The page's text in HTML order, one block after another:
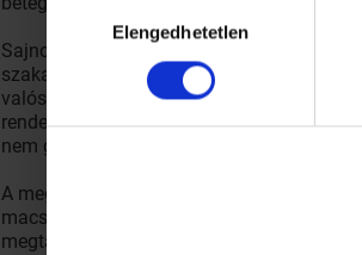
Hozzájárulás
kiválasztásaElengedhetetlen
Sajnos a magzat számára is végzetes
szakaszában történik az anya elsődleges
valószínűséggel nem okozza a magzat
rendellenességeket okozhatnak (szem
nem gyakoriak, a veleszületett
A megelőzés szempontjából fontos, hogy
macska puszilgatását, arcunkkal való
megtalálható), használjunk